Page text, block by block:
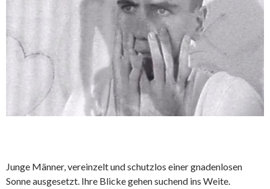
Junge Männer, vereinzelt und schutzlos einer gnadenlosen
Sonne ausgesetzt. Ihre Blicke gehen suchend ins Weite.